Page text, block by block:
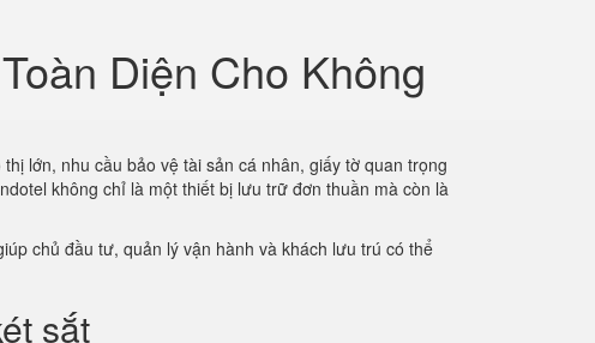
Diện Cho Không
lớn, nhu cầu bảo vệ tài sản cá nhân, giấy tờ quan trọng
không chỉ là một thiết bị lưu trữ đơn thuần mà còn là
chủ đầu tư, quản lý vận hành và khách lưu trú có thể
sắt